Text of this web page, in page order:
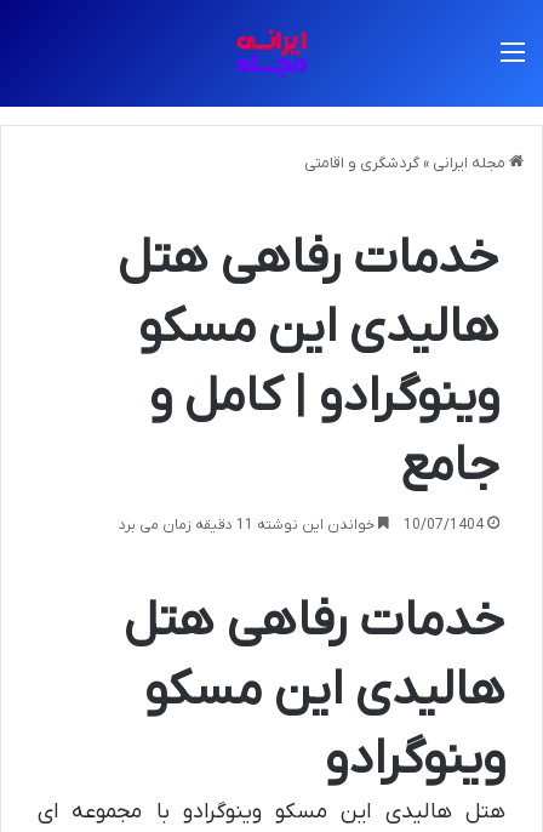
مجله ایرانی » گردشگری و اقامتی
خدمات رفاهی هتل
هالیدی این مسکو
وینوگرادو | کامل و
جامع
10/07/1404 خواندن این نوشته 11 دقیقه زمان می برد
خدمات رفاهی هتل
هالیدی این مسکو
وینوگرادو
هتل هالیدی این مسکو وینوگرادو با مجموعه ای